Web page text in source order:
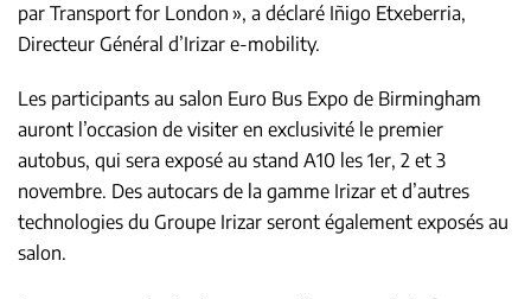
par Transport for London », a déclaré Iñigo Etxeberria,
Directeur Général d’Irizar e-mobility.
Les participants au salon Euro Bus Expo de Birmingham
auront l’occasion de visiter en exclusivité le premier
autobus, qui sera exposé au stand A10 les 1er, 2 et 3
novembre. Des autocars de la gamme Irizar et d’autres
technologies du Groupe Irizar seront également exposés au
salon.